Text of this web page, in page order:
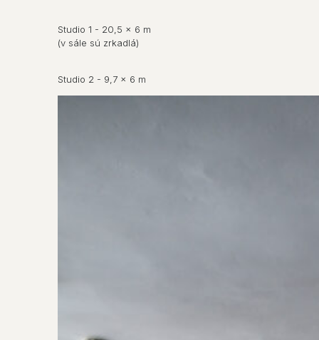
Studio 1 - 20,5 x 6 m
(v sále sú zrkadlá)
Studio 2 - 9,7 x 6 m